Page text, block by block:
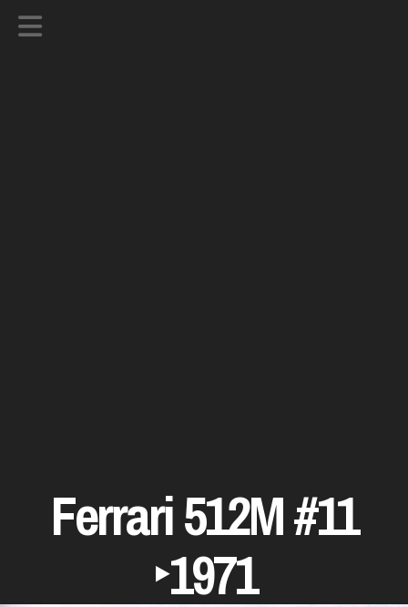
Ferrari 512M #11
‣1971